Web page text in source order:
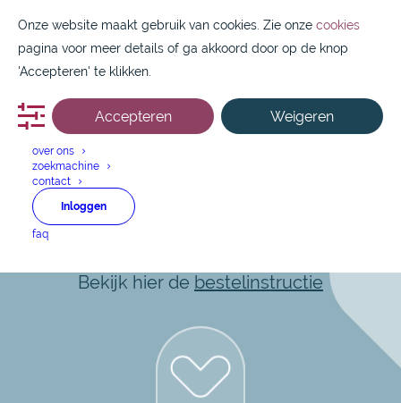
088 1800 550
over ons
zoekmachine
contact
Inloggen
faq
Metronidazol
Bekijk hier de bestelinstructie
Onze website maakt gebruik van cookies. Zie onze cookies
pagina voor meer details of ga akkoord door op de knop
'Accepteren' te klikken.
Accepteren Weigeren